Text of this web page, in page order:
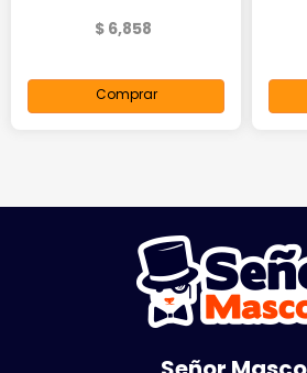
$ 6,858
Comprar